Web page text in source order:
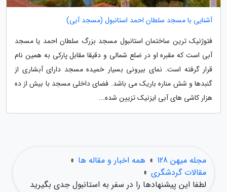
آشنایی با مسجد سلطان احمد استانبول (مسجد آبی)
فتوژنیک ترین ساختمان استانبول مسجد بزرگ سلطان احمد یا مسجد
آبی است که مقبره او در ضلع شمالی و دقیقا مقابل پارکی به همین نام
قرار گرفته است. نمای بیرونی بسیار خمیده مسجد دارای آبشاری از
گنبدها و شش مناره باریک می باشد. فضای داخلی مسجد با بیش از ده
هزار کاشی های آبی ایزنیک تزیین شده...
مجله میهن 128 » همه اخبار و مقاله ها »
مقالات گردشگری »
لطفا این پیشنهادها را در سفر به استانبول جدی بگیرید